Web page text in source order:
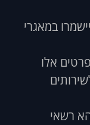
במאגרי
אלו
רשאי